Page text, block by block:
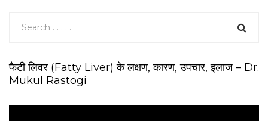
फैटी लिवर (Fatty Liver) के लक्षण, कारण, उपचार, इलाज – Dr.
Mukul Rastogi